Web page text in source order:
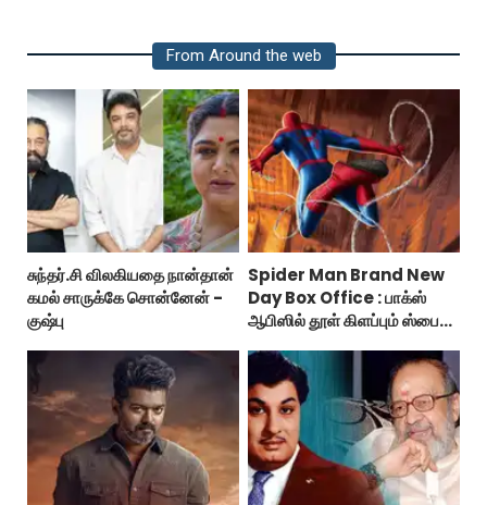
From Around the web
சுந்தர்.சி விலகியதை நான்தான்
கமல் சாருக்கே சொன்னேன் -
குஷ்பு
Spider Man Brand New
Day Box Office : பாக்ஸ்
ஆபிஸில் தூள் கிளப்பும் ஸ்பைடர்